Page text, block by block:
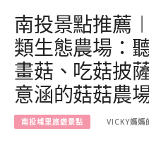
南投景點推薦
類生態農場：
畫菇、吃菇披
意涵的菇菇農
南投埔里旅遊景點 VICKY媽媽